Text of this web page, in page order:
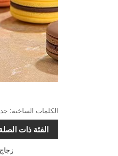
الكلمات الساخنة:
الفئة ذات
زجاج